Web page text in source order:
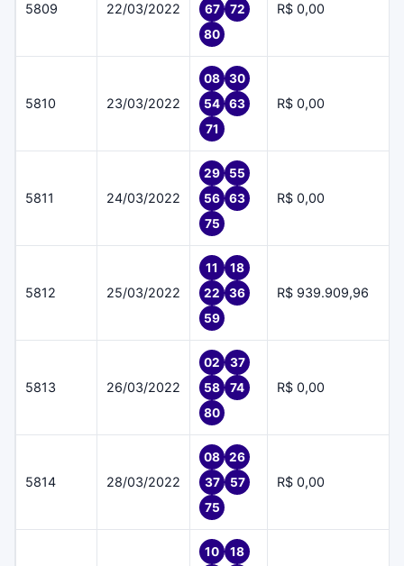
5809 22/03/2022
67
72
80
R$ 0,00
5810 23/03/2022
08
30
54
63
71
R$ 0,00
5811 24/03/2022
29
55
56
63
75
R$ 0,00
5812 25/03/2022
11
18
22
36
59
R$ 939.909,96
5813 26/03/2022
02
37
58
74
80
R$ 0,00
5814 28/03/2022
08
26
37
57
75
R$ 0,00
10
18